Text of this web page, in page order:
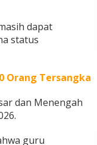
dapat
status
Orang Tersangka
dan Menengah
guru